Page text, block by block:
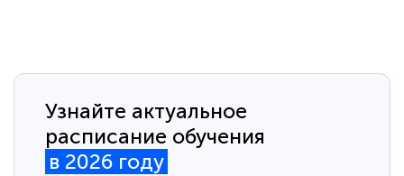
Узнайте актуальное
расписание обучения
в 2026 году